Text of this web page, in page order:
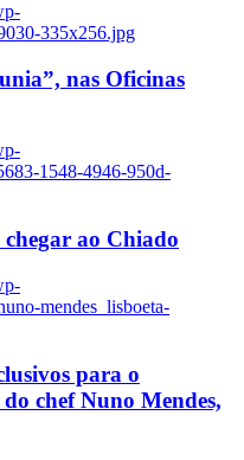
335x256.jpg
nas Oficinas
1548-4946-950d-
chegar ao Chiado
mendes_lisboeta-
para o
chef Nuno Mendes,